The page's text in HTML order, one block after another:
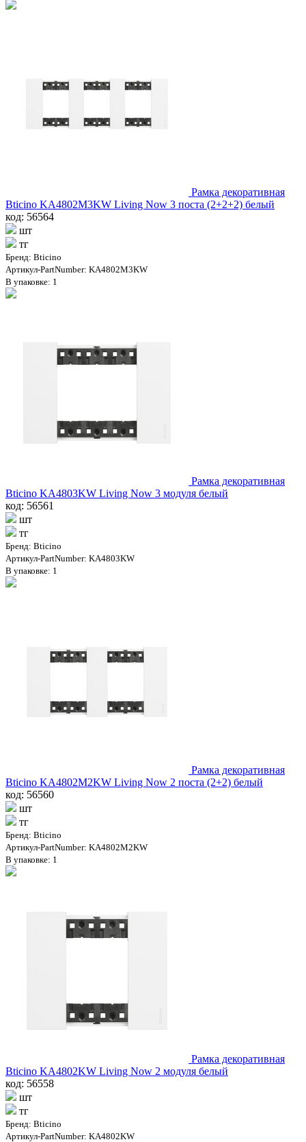
Рамка декоративная
Bticino KA4802M3KW Living Now 3 поста (2+2+2) белый
код: 56564
шт
тг
Бренд: Bticino
Артикул-PartNumber: KA4802M3KW
В упаковке: 1
Рамка декоративная
Bticino KA4803KW Living Now 3 модуля белый
код: 56561
шт
тг
Бренд: Bticino
Артикул-PartNumber: KA4803KW
В упаковке: 1
Рамка декоративная
Bticino KA4802M2KW Living Now 2 поста (2+2) белый
код: 56560
шт
тг
Бренд: Bticino
Артикул-PartNumber: KA4802M2KW
В упаковке: 1
Рамка декоративная
Bticino KA4802KW Living Now 2 модуля белый
код: 56558
шт
тг
Бренд: Bticino
Артикул-PartNumber: KA4802KW